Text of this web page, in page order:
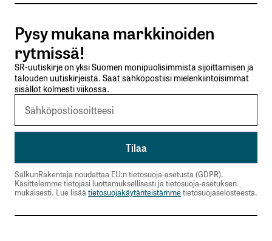
Lähetä kommentti
Pysy mukana markkinoiden
rytmissä!
SR-uutiskirje on yksi Suomen monipuolisimmista sijoittamisen ja
talouden uutiskirjeistä. Saat sähköpostiisi mielenkiintoisimmat
sisällöt kolmesti viikossa.
SalkunRakentaja noudattaa EU:n tietosuoja-asetusta (GDPR).
Käsittelemme tietojasi luottamuksellisesti ja tietosuoja-asetuksen
mukaisesti. Lue lisäätietosuojakäytänteistämmetietosuojaselosteesta.